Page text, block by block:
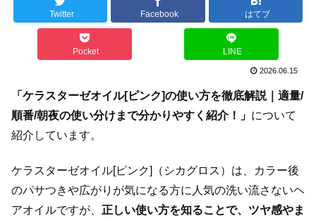
Twitter Facebook はてブ
Pocket LINE
2026.06.15
「ケラスターゼオイル[ピンク]の使い方を徹底解説｜適量/
順番/朝夜の使い分けまで分かりやすく紹介！」 について
紹介しています。
ケラスターゼオイル[ピンク]（シカグロス）は、カラー後
のパサつきや広がりが気になる方に人気の洗い流さないヘ
アオイルですが、 正しい使い方を知ることで、ツヤ感やま